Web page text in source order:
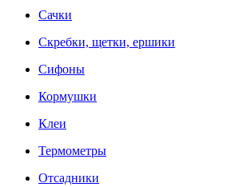
Сачки
Скребки, щетки, ершики
Сифоны
Кормушки
Клеи
Термометры
Отсадники